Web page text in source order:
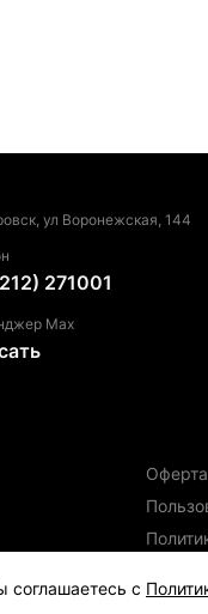
соглашаетесь с
ул Воронежская, 144
271001
Max
Оферта